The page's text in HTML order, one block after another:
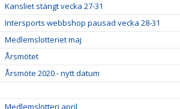
Kansliet stängt vecka 27-31
Intersports webbshop pausad vecka 28-31
Medlemslotteriet maj
Årsmötet
Årsmöte 2020 - nytt datum
Medlemslotteri april